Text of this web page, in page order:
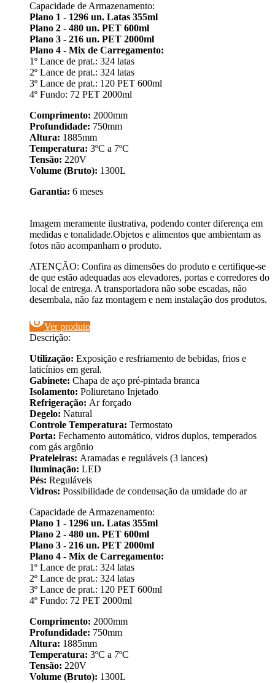
Capacidade de Armazenamento:
Plano 1 - 1296 un. Latas 355ml
Plano 2 - 480 un. PET 600ml
Plano 3 - 216 un. PET 2000ml
Plano 4 - Mix de Carregamento:
1º Lance de prat.: 324 latas
2º Lance de prat.: 324 latas
3º Lance de prat.: 120 PET 600ml
4º Fundo: 72 PET 2000ml
Comprimento: 2000mm
Profundidade: 750mm
Altura: 1885mm
Temperatura: 3ºC a 7ºC
Tensão: 220V
Volume (Bruto): 1300L
Garantia: 6 meses
Imagem meramente ilustrativa, podendo conter diferença em
medidas e tonalidade.Objetos e alimentos que ambientam as
fotos não acompanham o produto.
ATENÇÃO: Confira as dimensões do produto e certifique-se
de que estão adequadas aos elevadores, portas e corredores do
local de entrega. A transportadora não sobe escadas, não
desembala, não faz montagem e nem instalação dos produtos.
visibilityVer produto
Descrição:
Utilização: Exposição e resfriamento de bebidas, frios e
laticínios em geral.
Gabinete: Chapa de aço pré-pintada branca
Isolamento: Poliuretano Injetado
Refrigeração: Ar forçado
Degelo: Natural
Controle Temperatura: Termostato
Porta: Fechamento automático, vidros duplos, temperados
com gás argônio
Prateleiras: Aramadas e reguláveis (3 lances)
Iluminação: LED
Pés: Reguláveis
Vidros: Possibilidade de condensação da umidade do ar
Capacidade de Armazenamento:
Plano 1 - 1296 un. Latas 355ml
Plano 2 - 480 un. PET 600ml
Plano 3 - 216 un. PET 2000ml
Plano 4 - Mix de Carregamento:
1º Lance de prat.: 324 latas
2º Lance de prat.: 324 latas
3º Lance de prat.: 120 PET 600ml
4º Fundo: 72 PET 2000ml
Comprimento: 2000mm
Profundidade: 750mm
Altura: 1885mm
Temperatura: 3ºC a 7ºC
Tensão: 220V
Volume (Bruto): 1300L